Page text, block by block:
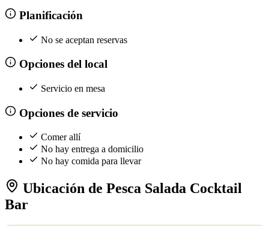
Planificación
No se aceptan reservas
Opciones del local
Servicio en mesa
Opciones de servicio
Comer allí
No hay entrega a domicilio
No hay comida para llevar
Ubicación de Pesca Salada Cocktail
Bar